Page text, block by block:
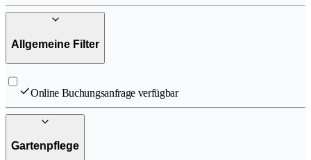
Allgemeine Filter
Online Buchungsanfrage verfügbar
Gartenpflege